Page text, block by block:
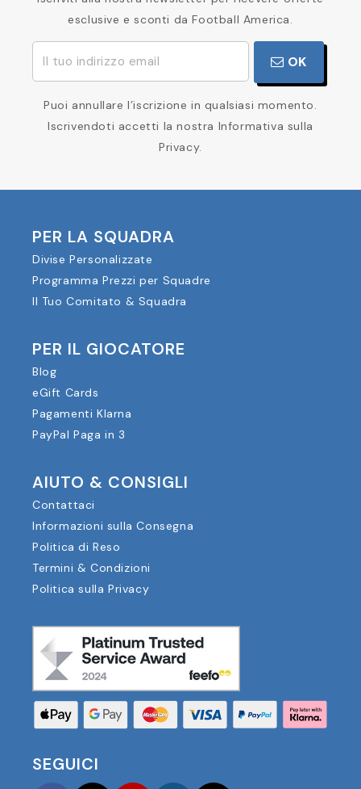
esclusive e sconti da Football America.
OK
Puoi annullare l’iscrizione in qualsiasi momento.
Iscrivendoti accetti la nostra Informativa sulla
Privacy.
PER LA SQUADRA
Divise Personalizzate
Programma Prezzi per Squadre
Il Tuo Comitato & Squadra
PER IL GIOCATORE
Blog
eGift Cards
Pagamenti Klarna
PayPal Paga in 3
AIUTO & CONSIGLI
Contattaci
Informazioni sulla Consegna
Politica di Reso
Termini & Condizioni
Politica sulla Privacy
SEGUICI